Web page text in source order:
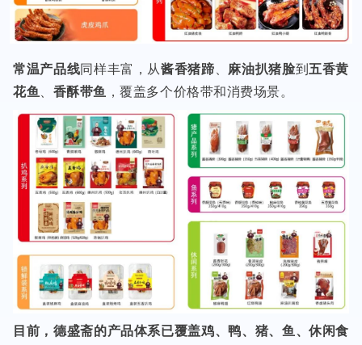
常温产品线同样丰富，从酱香猪蹄 麻油扒猪脸到 五香黄
花鱼
香酥带鱼 ，覆盖多个价格带和消费场景。
目前，德盛斋的产品体系已覆盖鸡、鸭、猪、鱼、休闲食